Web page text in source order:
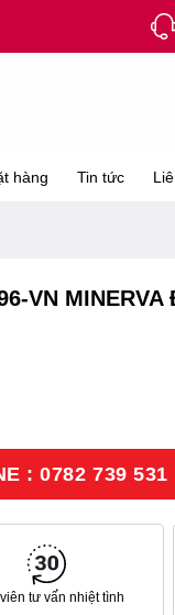
hàng Tin tức
VN MINERVA
: 0782 739 531
tư vấn nhiệt tình